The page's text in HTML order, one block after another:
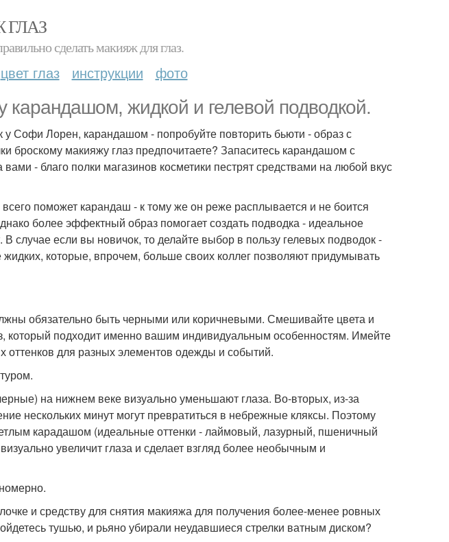
сделать макияж для глаз.
цвет глаз инструкции фото
жидкой и гелевой подводкой.
у Софи Лорен, карандашом - попробуйте повторить бьюти - образ с
броскому макияжу глаз предпочитаете? Запаситесь карандашом с
- благо полки магазинов косметики пестрят средствами на любой вкус
поможет карандаш - к тому же он реже расплывается и не боится
более эффектный образ помогает создать подводка - идеальное
случае если вы новичок, то делайте выбор в пользу гелевых подводок -
жидких, которые, впрочем, больше своих коллег позволяют придумывать
обязательно быть черными или коричневыми. Смешивайте цвета и
который подходит именно вашим индивидуальным особенностям. Имейте
оттенков для разных элементов одежды и событий.
на нижнем веке визуально уменьшают глаза. Во-вторых, из-за
нескольких минут могут превратиться в небрежные кляксы. Поэтому
карадашом (идеальные оттенки - лаймовый, лазурный, пшеничный
увеличит глаза и сделает взгляд более необычным и
и средству для снятия макияжа для получения более-менее ровных
тушью, и рьяно убирали неудавшиеся стрелки ватным диском?